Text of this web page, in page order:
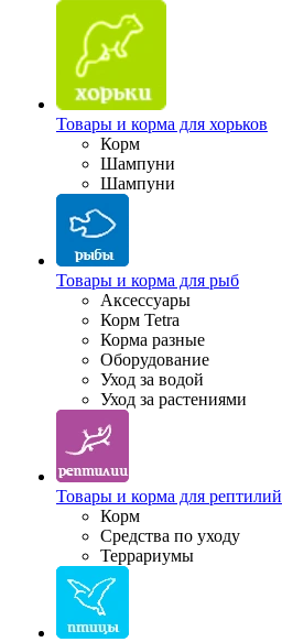
Товары и корма для хорьков
Корм
Шампуни
Шампуни
Товары и корма для рыб
Аксессуары
Корм Tetra
Корма разные
Оборудование
Уход за водой
Уход за растениями
Товары и корма для рептилий
Корм
Средства по уходу
Террариумы